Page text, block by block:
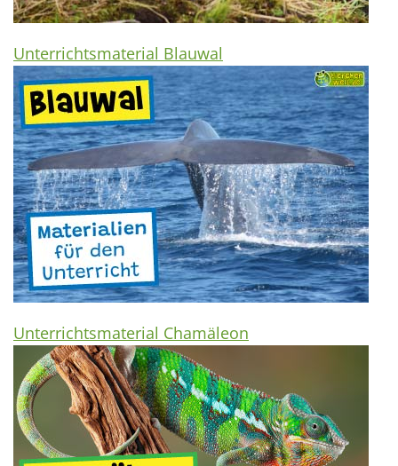
Unterrichtsmaterial Blauwal
Unterrichtsmaterial Chamäleon